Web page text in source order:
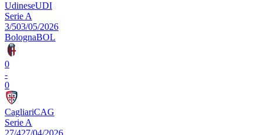
UdineseUDI
Serie A
3/503/05/2026
BolognaBOL
0
-
0
CagliariCAG
Serie A